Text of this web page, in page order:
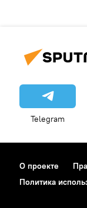
Telegram
О проекте
Политика